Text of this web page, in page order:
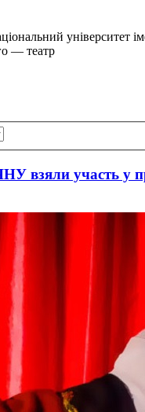
університет
— театр
взяли участь у